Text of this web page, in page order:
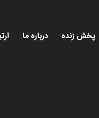
پخش زنده درباره ما